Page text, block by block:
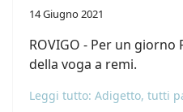
14 Giugno 2021
ROVIGO - Per un giorno
della voga a remi.
Leggi tutto: Adigetto, tutti